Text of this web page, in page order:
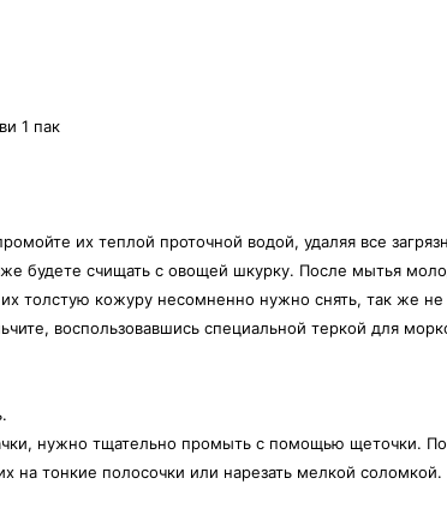
1 пак
их теплой проточной водой, удаляя все
будете счищать с овощей шкурку. После мытья
толстую кожуру несомненно нужно снять, так же не
воспользовавшись специальной теркой для
нужно тщательно промыть с помощью щеточки.
на тонкие полосочки или нарезать мелкой соломкой.